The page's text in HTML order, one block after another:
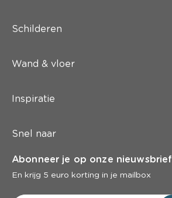
Schilderen
Wand & vloer
Inspiratie
Snel naar
Abonneer je op onze nieuwsbrief
En krijg 5 euro korting in je mailbox